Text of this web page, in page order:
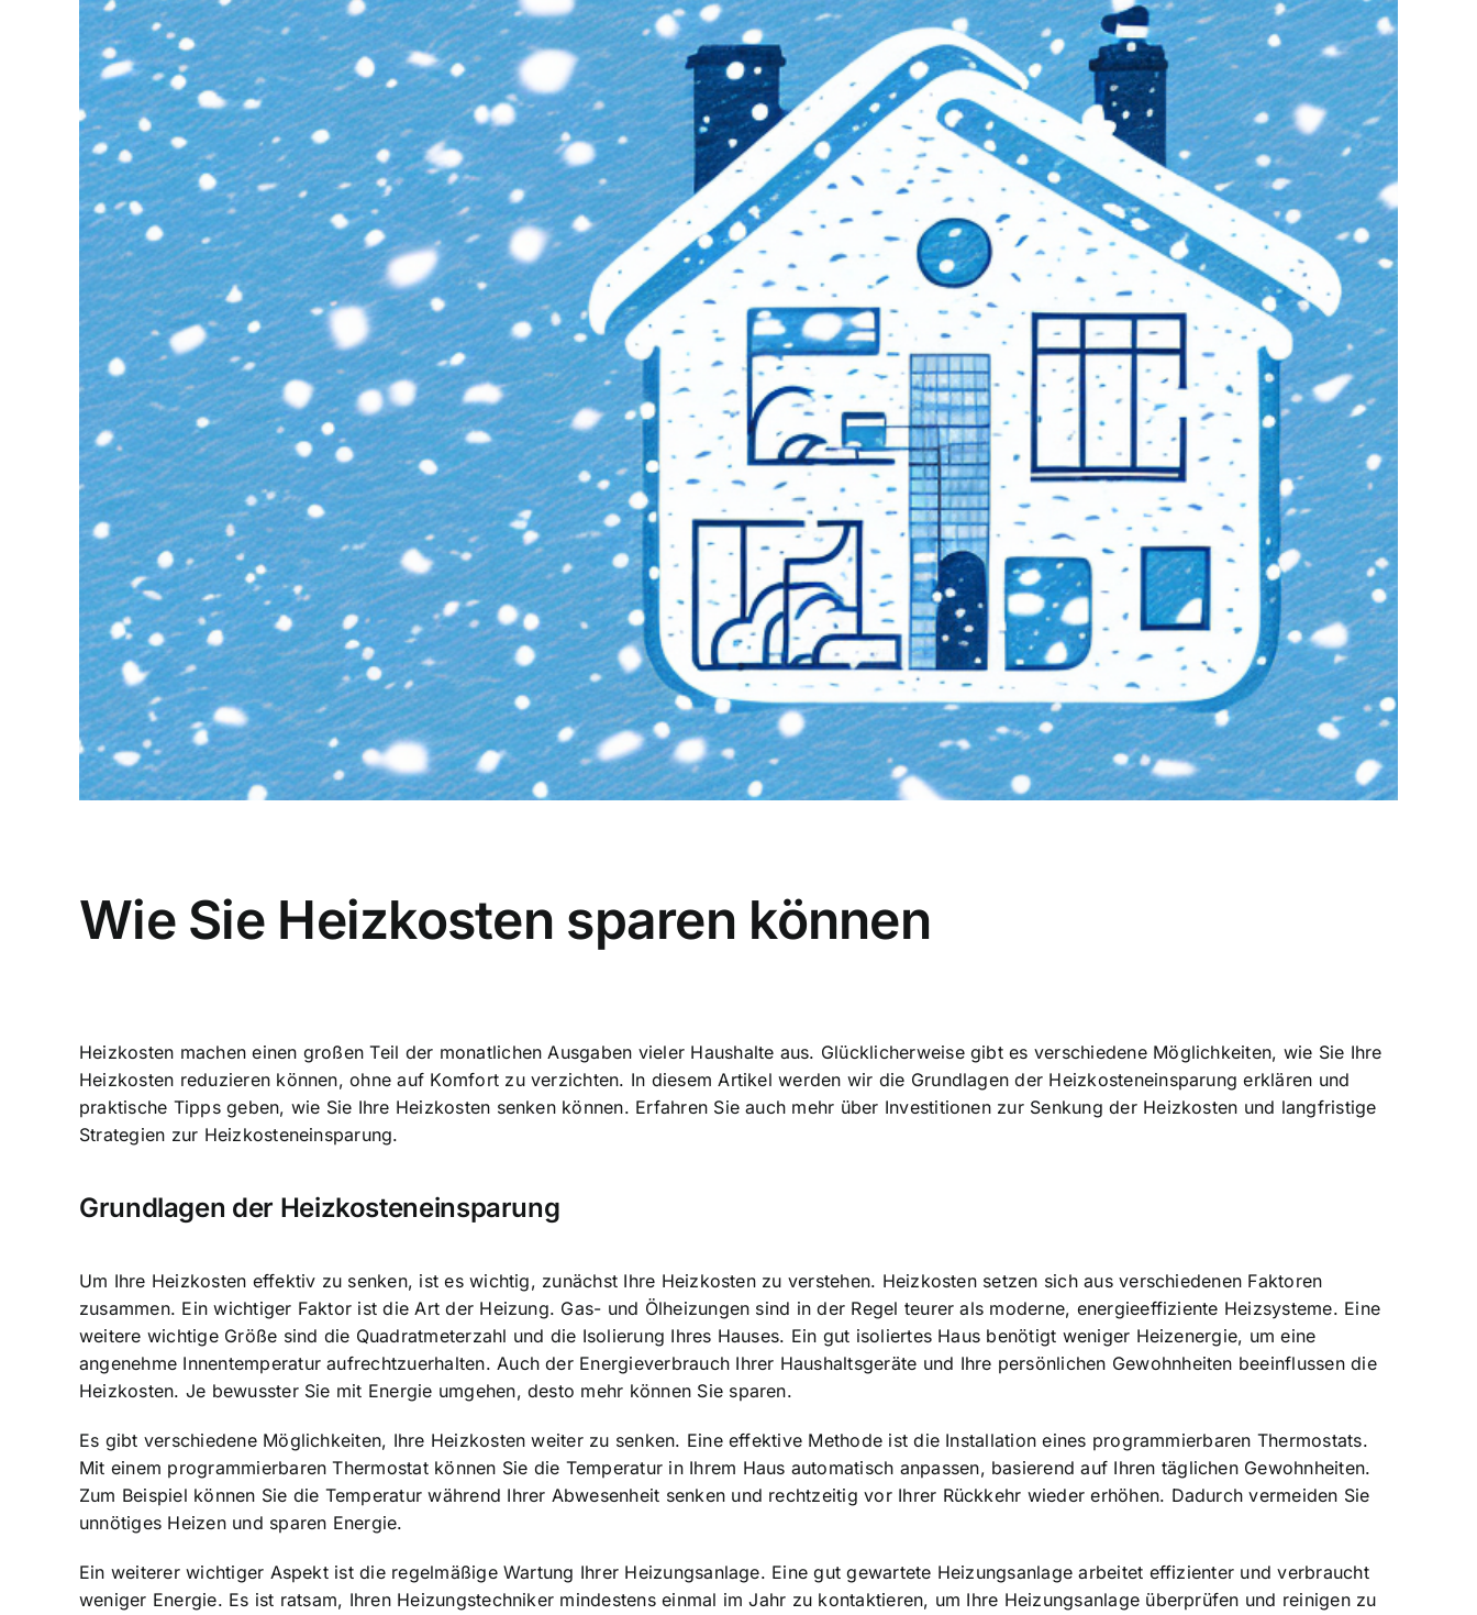
Wie Sie Heizkosten sparen können
Heizkosten machen einen großen Teil der monatlichen Ausgaben vieler Haushalte aus. Glücklicherweise gibt es verschiedene Möglichkeiten, wie Sie Ihre
Heizkosten reduzieren können, ohne auf Komfort zu verzichten. In diesem Artikel werden wir die Grundlagen der Heizkosteneinsparung erklären und
praktische Tipps geben, wie Sie Ihre Heizkosten senken können. Erfahren Sie auch mehr über Investitionen zur Senkung der Heizkosten und langfristige
Strategien zur Heizkosteneinsparung.
Grundlagen der Heizkosteneinsparung
Um Ihre Heizkosten effektiv zu senken, ist es wichtig, zunächst Ihre Heizkosten zu verstehen. Heizkosten setzen sich aus verschiedenen Faktoren
zusammen. Ein wichtiger Faktor ist die Art der Heizung. Gas- und Ölheizungen sind in der Regel teurer als moderne, energieeffiziente Heizsysteme. Eine
weitere wichtige Größe sind die Quadratmeterzahl und die Isolierung Ihres Hauses. Ein gut isoliertes Haus benötigt weniger Heizenergie, um eine
angenehme Innentemperatur aufrechtzuerhalten. Auch der Energieverbrauch Ihrer Haushaltsgeräte und Ihre persönlichen Gewohnheiten beeinflussen die
Heizkosten. Je bewusster Sie mit Energie umgehen, desto mehr können Sie sparen.
Es gibt verschiedene Möglichkeiten, Ihre Heizkosten weiter zu senken. Eine effektive Methode ist die Installation eines programmierbaren Thermostats.
Mit einem programmierbaren Thermostat können Sie die Temperatur in Ihrem Haus automatisch anpassen, basierend auf Ihren täglichen Gewohnheiten.
Zum Beispiel können Sie die Temperatur während Ihrer Abwesenheit senken und rechtzeitig vor Ihrer Rückkehr wieder erhöhen. Dadurch vermeiden Sie
unnötiges Heizen und sparen Energie.
Ein weiterer wichtiger Aspekt ist die regelmäßige Wartung Ihrer Heizungsanlage. Eine gut gewartete Heizungsanlage arbeitet effizienter und verbraucht
weniger Energie. Es ist ratsam, Ihren Heizungstechniker mindestens einmal im Jahr zu kontaktieren, um Ihre Heizungsanlage überprüfen und reinigen zu